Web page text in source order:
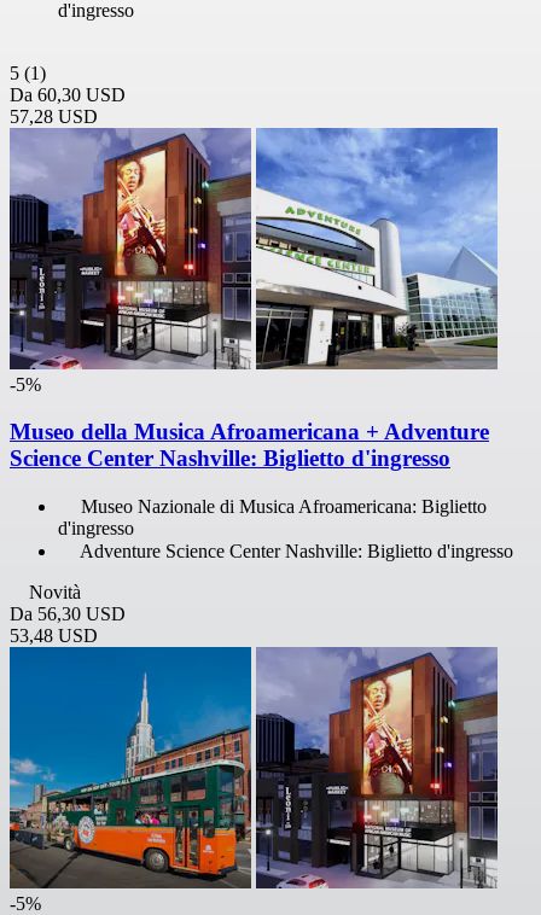
d'ingresso
5 (1)
Da 60,30 USD
57,28 USD
-5%
Museo della Musica Afroamericana + Adventure
Science Center Nashville: Biglietto d'ingresso
Museo Nazionale di Musica Afroamericana: Biglietto
d'ingresso
Adventure Science Center Nashville: Biglietto d'ingresso
Novità
Da 56,30 USD
53,48 USD
-5%